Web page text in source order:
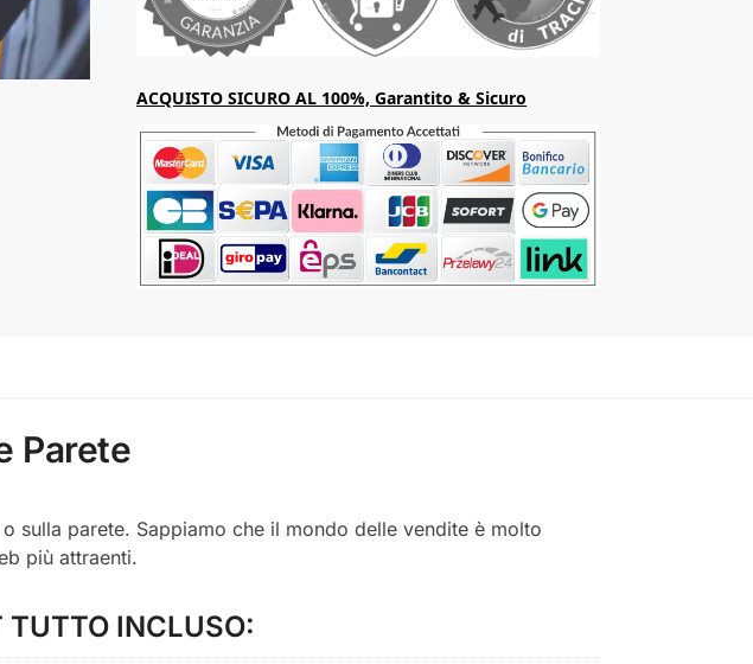
ACQUISTO SICURO AL 100%, Garantito & Sicuro
Parete
sulla parete. Sappiamo che il mondo delle vendite è molto
più attraenti.
TUTTO INCLUSO: